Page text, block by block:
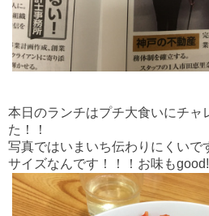
本日のランチはプチ大食いにチャ
た！！
写真ではいまいち伝わりにくいで
サイズなんです！！！お味も